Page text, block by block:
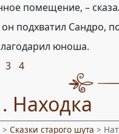
помещение, –
подхватил Сандро,
юноша.
3 4
Находка
Сказки старого шута >